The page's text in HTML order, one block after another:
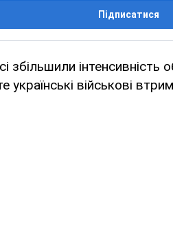
Підписатися
збільшили інтенсивність
українські військові